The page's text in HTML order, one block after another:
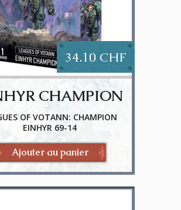
34.10 CHF
CHAMPION
OF VOTANN: CHAMPION
EINHYR 69-14
Ajouter au panier